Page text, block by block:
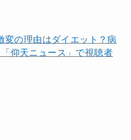
変の理由はダイエット？病
仰天ニュース」で視聴者